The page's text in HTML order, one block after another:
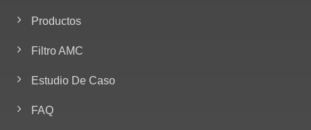
Productos
Filtro AMC
Estudio De Caso
FAQ